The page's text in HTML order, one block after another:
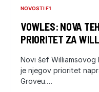
NOVOSTI F1
VOWLES: NOVA
PRIORITET ZA
Novi šef Williamsovog
je njegov prioritet
Groveu.…